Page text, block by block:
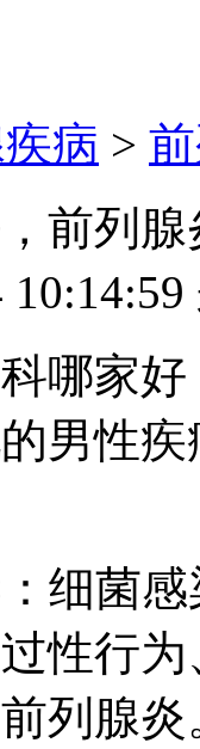
病 >
前列
好，
男性
菌感
性行
列腺